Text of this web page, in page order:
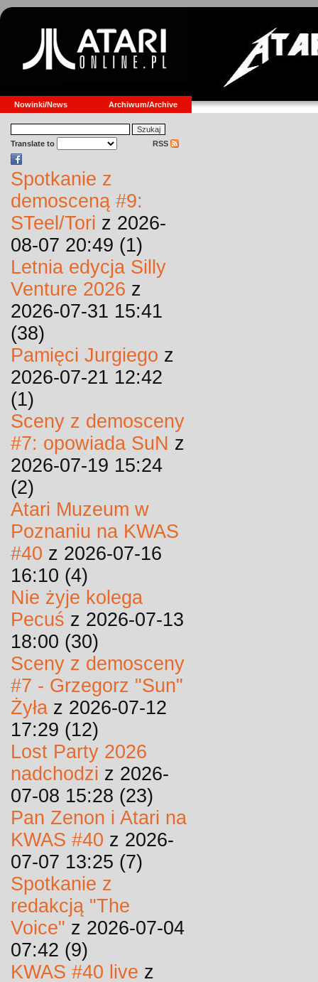
Nowinki/News Archiwum/Archive
Translate to RSS
Spotkanie z
demosceną #9:
STeel/Tori z 2026-
08-07 20:49 (1)
Letnia edycja Silly
Venture 2026 z
2026-07-31 15:41
(38)
Pamięci Jurgiego z
2026-07-21 12:42
(1)
Sceny z demosceny
#7: opowiada SuN z
2026-07-19 15:24
(2)
Atari Muzeum w
Poznaniu na KWAS
#40 z 2026-07-16
16:10 (4)
Nie żyje kolega
Pecuś z 2026-07-13
18:00 (30)
Sceny z demosceny
#7 - Grzegorz "Sun"
Żyła z 2026-07-12
17:29 (12)
Lost Party 2026
nadchodzi z 2026-
07-08 15:28 (23)
Pan Zenon i Atari na
KWAS #40 z 2026-
07-07 13:25 (7)
Spotkanie z
redakcją "The
Voice" z 2026-07-04
07:42 (9)
KWAS #40 live z